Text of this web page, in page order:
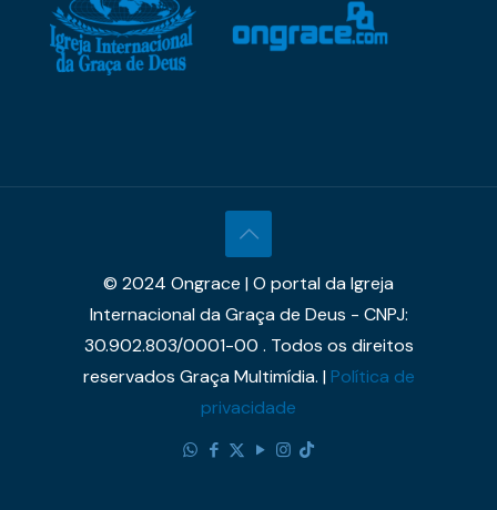
© 2024 Ongrace | O portal da Igreja
Internacional da Graça de Deus - CNPJ:
30.902.803/0001-00 . Todos os direitos
reservados Graça Multimídia. |Política de
privacidade